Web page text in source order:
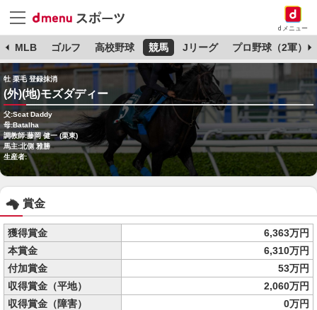
dメニュー
MLB ゴルフ 高校野球 競馬 Jリーグ プロ野球（2軍）
牡 栗毛 登録抹消
(外)(地)モズダディー
父:Scat Daddy
母:Batalha
調教師:藤岡 健一 (栗東)
馬主:北側 雅勝
生産者:
賞金
獲得賞金
6,363万円
本賞金
6,310万円
付加賞金
53万円
収得賞金（平地）
2,060万円
収得賞金（障害）
0万円